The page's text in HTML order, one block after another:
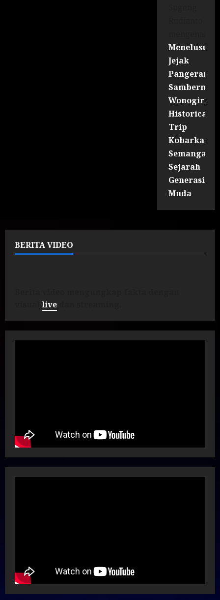
Menelusuri
Jejak
Pangeran
Wonogiri
Historical
Trip
Kobarkan
Semangat
Sejarah
Generasi
Muda
BERITA VIDEO
live